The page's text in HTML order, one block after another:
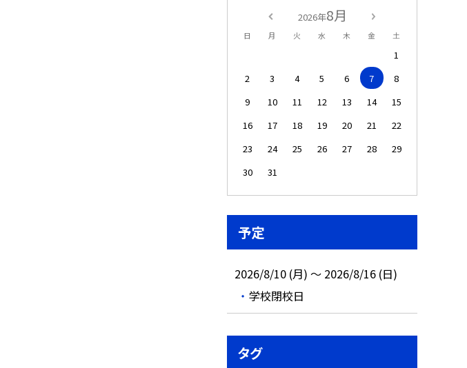
2026年8月
日 月 火 水 木 金 土
1
2
3 4 5 6 7
8
9
10 11 12 13 14
15
16
17 18 19 20 21
22
23
24 25 26 27 28
29
30
31
予定
2026/8/10 (月) ～ 2026/8/16 (日)
学校閉校日
タグ